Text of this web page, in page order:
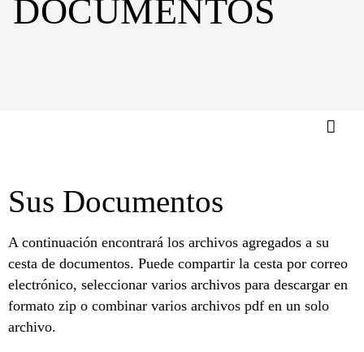
DOCUMENTOS
Sus Documentos
A continuación encontrará los archivos agregados a su
cesta de documentos. Puede compartir la cesta por correo
electrónico, seleccionar varios archivos para descargar en
formato zip o combinar varios archivos pdf en un solo
archivo.